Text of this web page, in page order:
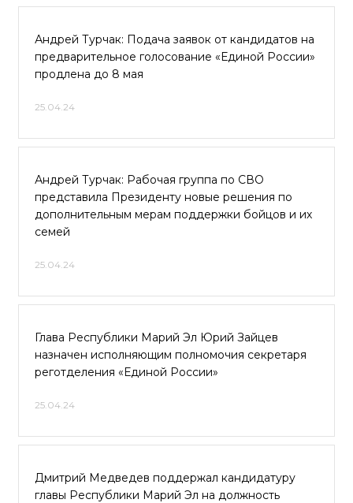
Андрей Турчак: Подача заявок от кандидатов на
предварительное голосование «Единой России»
продлена до 8 мая
25.04.24
Андрей Турчак: Рабочая группа по СВО
представила Президенту новые решения по
дополнительным мерам поддержки бойцов и их
семей
25.04.24
Глава Республики Марий Эл Юрий Зайцев
назначен исполняющим полномочия секретаря
реготделения «Единой России»
25.04.24
Дмитрий Медведев поддержал кандидатуру
главы Республики Марий Эл на должность